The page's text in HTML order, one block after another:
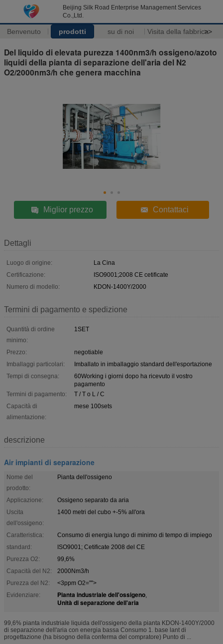
Beijing Silk Road Enterprise Management Services
Co.,Ltd.
Benvenuto prodotti su di noi Visita della fabbrica>>
Del liquido di elevata purezza 1400nm3/h ossigeno/azoto
liquidi della pianta di separazione dell'aria del N2
O2/2000nm3/h che genera macchina
Miglior prezzo Contattaci
Dettagli
Luogo di origine:
La Cina
Certificazione:
ISO9001;2008 CE cetificate
Numero di modello:
KDON-1400Y/2000
Termini di pagamento e spedizione
Quantità di ordine
minimo:
1SET
Prezzo:
negotiable
Imballaggi particolari:
Imballato in imballaggio standard dell'esportazione
Tempi di consegna:
60Working i giorni dopo ha ricevuto il vostro
pagamento
Termini di pagamento:
T / T o L / C
Capacità di
alimentazione:
mese 100sets
descrizione
Air impianti di separazione
Nome del
prodotto:
Pianta dell'ossigeno
Applicazione:
Ossigeno separato da aria
Uscita
dell'ossigeno:
1400 metri del cubo +-5% all'ora
Caratteristica:
Consumo di energia lungo di minimo di tempo di impiego
standard:
ISO9001; Cetificate 2008 del CE
Purezza O2:
99,6%
Capacità del N2:
2000Nm3/h
Purezza del N2:
<3ppm O2="">
Evidenziare:
Pianta industriale dell'ossigeno,
Unità di separazione dell'aria
99,6% pianta industriale liquida dell'ossigeno della pianta KDON-1400Y/2000
di separazione dell'aria con energia bassa Consumo 1. base lant di
progettazione (ha bisogno della conferma del compratore) Punto di ...